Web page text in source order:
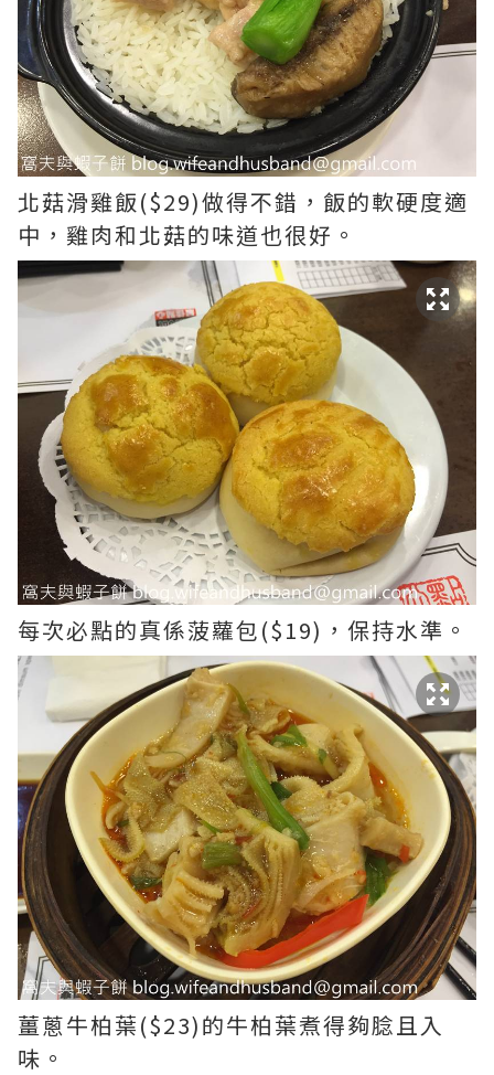
北菇滑雞飯($29)做得不錯，飯的軟硬度適
中，雞肉和北菇的味道也很好。
每次必點的真係菠蘿包($19)，保持水準。
薑蔥牛柏葉($23)的牛柏葉煮得夠腍且入
味。